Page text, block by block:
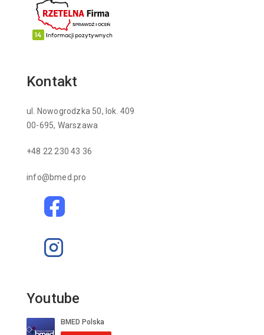
Kontakt
ul. Nowogrodzka 50, lok. 409
00-695, Warszawa
+48 22 230 43 36
info@bmed.pro
Youtube